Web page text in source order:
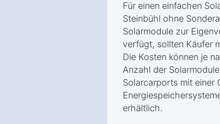
Für einen einfachen
Steinbühl ohne
Solarmodule zur
verfügt, sollten Käufer
Die Kosten können je
Anzahl der
Solarcarports mit einer
erhältlich.